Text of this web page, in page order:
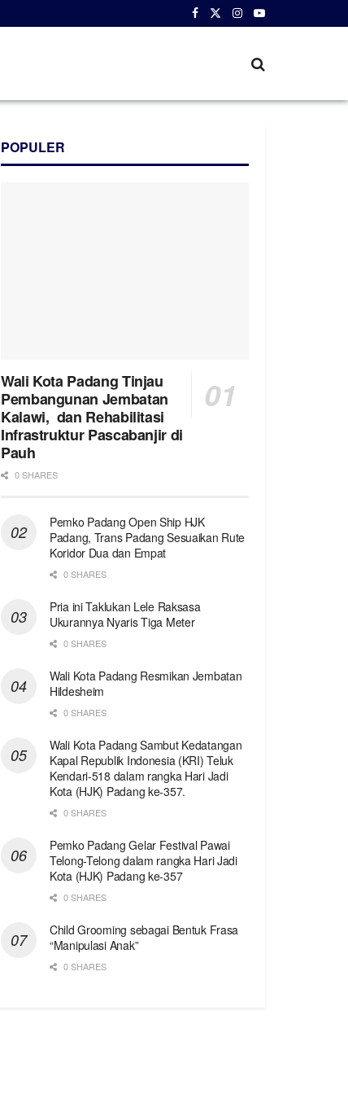
POPULER
Wali Kota Padang Tinjau
Pembangunan Jembatan
Kalawi, dan Rehabilitasi
Infrastruktur Pascabanjir di
Pauh
0 SHARES
Pemko Padang Open Ship HJK
Padang, Trans Padang Sesuaikan Rute
Koridor Dua dan Empat
0 SHARES
Pria ini Taklukan Lele Raksasa
Ukurannya Nyaris Tiga Meter
0 SHARES
Wali Kota Padang Resmikan Jembatan
Hildesheim
0 SHARES
Wali Kota Padang Sambut Kedatangan
Kapal Republik Indonesia (KRI) Teluk
Kendari-518 dalam rangka Hari Jadi
Kota (HJK) Padang ke-357.
0 SHARES
Pemko Padang Gelar Festival Pawai
Telong-Telong dalam rangka Hari Jadi
Kota (HJK) Padang ke-357
0 SHARES
Child Grooming sebagai Bentuk Frasa
“Manipulasi Anak”
0 SHARES